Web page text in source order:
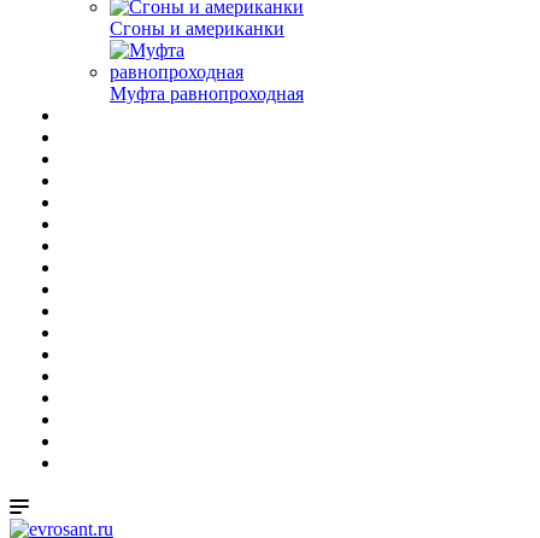
Сгоны и американки
Муфта равнопроходная